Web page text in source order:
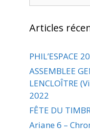
Articles
PHIL’ESPACE
ASSEMBLEE
LENCLOÎTRE
2022
FÊTE DU
Ariane 6 –